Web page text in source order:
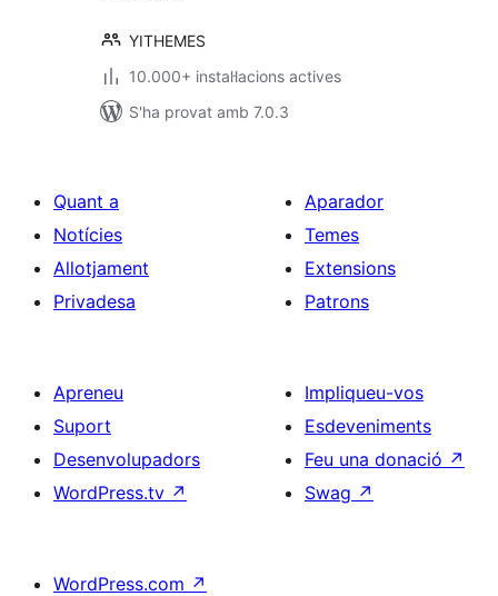
YITHEMES
10.000+ instal·lacions actives
S'ha provat amb 7.0.3
Quant a
Notícies
Allotjament
Privadesa
Aparador
Temes
Extensions
Patrons
Apreneu
Suport
Desenvolupadors
WordPress.tv ↗
Impliqueu-vos
Esdeveniments
Feu una donació ↗
Swag ↗
WordPress.com ↗